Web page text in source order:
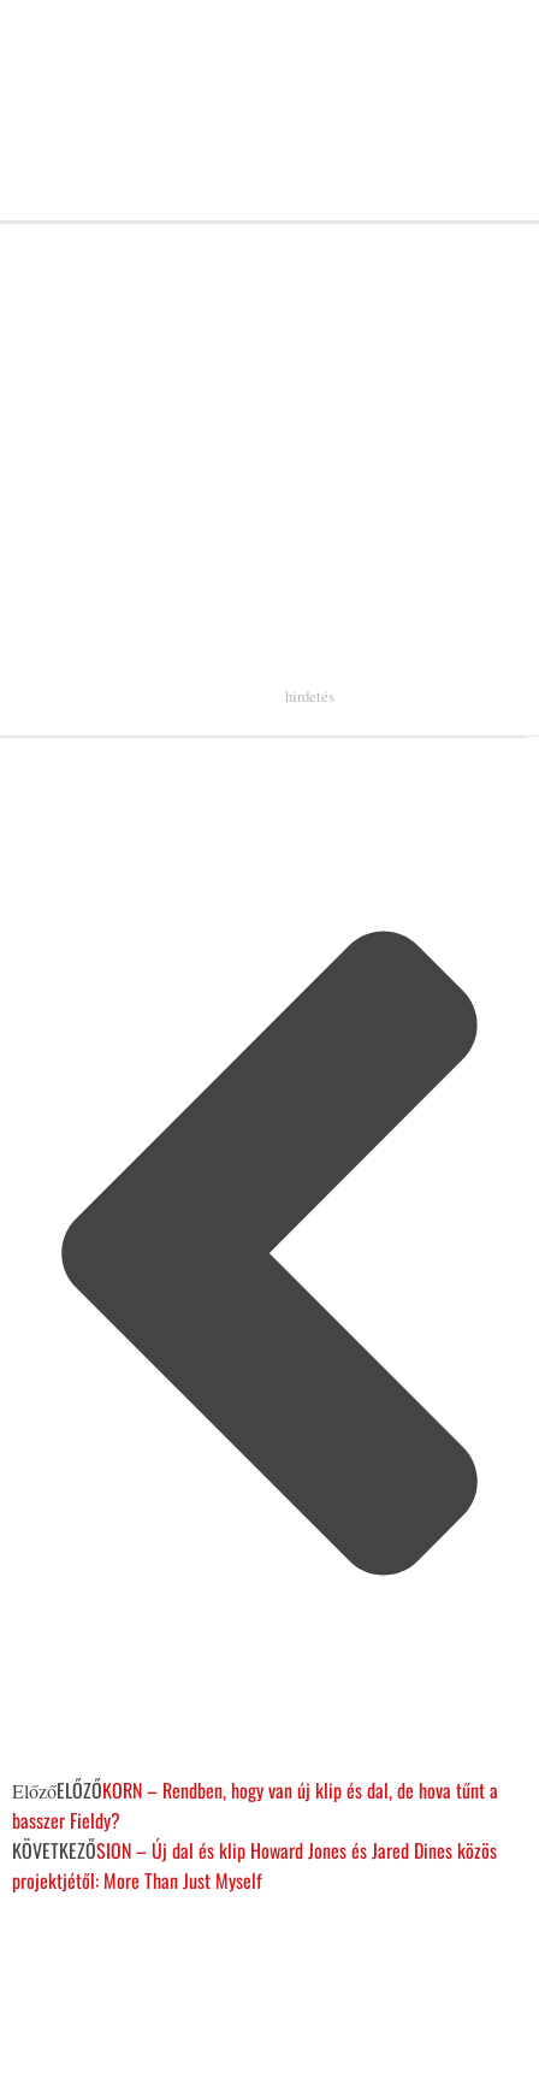
ElőzőELŐZŐKORN – Rendben, hogy van új klip és dal, de hova tűnt a
basszer Fieldy?
KÖVETKEZŐSION – Új dal és klip Howard Jones és Jared Dines közös
projektjétől: More Than Just Myself